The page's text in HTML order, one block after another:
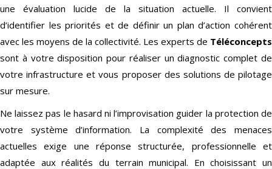
une évaluation lucide de la situation actuelle. Il convient
d’identifier les priorités et de définir un plan d’action cohérent
avec les moyens de la collectivité. Les experts de Téléconcepts
sont à votre disposition pour réaliser un diagnostic complet de
votre infrastructure et vous proposer des solutions de pilotage
sur mesure.
Ne laissez pas le hasard ni l’improvisation guider la protection de
votre système d’information. La complexité des menaces
actuelles exige une réponse structurée, professionnelle et
adaptée aux réalités du terrain municipal. En choisissant un